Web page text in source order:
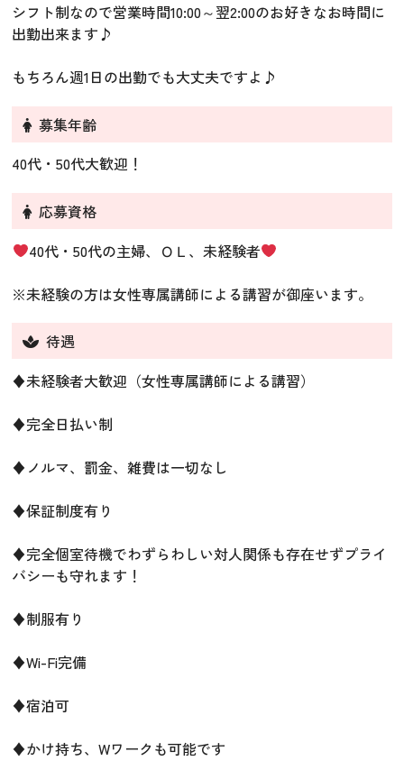
シフト制なので営業時間10:00～翌2:00のお好きなお時間に
出勤出来ます♪
もちろん週1日の出勤でも大丈夫ですよ♪
募集年齢
40代・50代大歓迎！
応募資格
40代・50代の主婦、ＯＬ、未経験者
※未経験の方は女性専属講師による講習が御座います。
待遇
♦︎未経験者大歓迎（女性専属講師による講習）
♦︎完全日払い制
♦︎ノルマ、罰金、雑費は一切なし
♦︎保証制度有り
♦︎完全個室待機でわずらわしい対人関係も存在せずプライ
バシーも守れます！
♦︎制服有り
♦︎Wi-Fi完備
♦︎宿泊可
♦︎かけ持ち、Wワークも可能です